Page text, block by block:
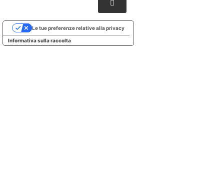
Informativa sulla raccolta
Le tue preferenze relative alla privacy